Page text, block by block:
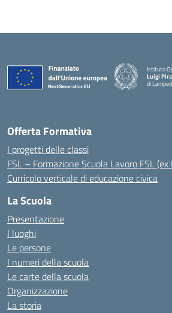
Istituto
Luigi
di
Offerta Formativa
I progetti delle classi
FSL – Formazione Scuola Lavoro FSL (ex
Curricolo verticale di educazione civica
La Scuola
Presentazione
I luoghi
Le persone
I numeri della scuola
Le carte della scuola
Organizzazione
La storia